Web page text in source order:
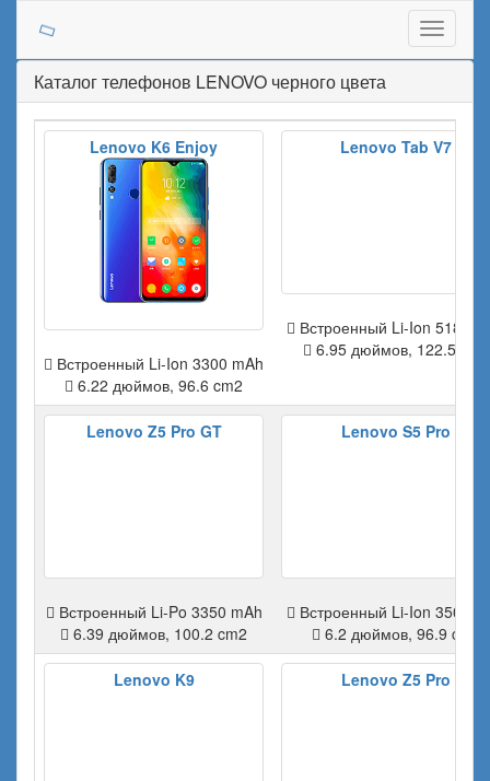
Toggle
Каталог телефонов LENOVO черного цвета
Lenovo K6 Enjoy
Встроенный Li-Ion 3300 mAh
6.22 дюймов, 96.6 cm2
Lenovo Tab V7
Встроенный Li-Ion 5180
6.95 дюймов, 122.5 cm2
Lenovo Z5 Pro GT
Встроенный Li-Po 3350 mAh
6.39 дюймов, 100.2 cm2
Lenovo S5 Pro
Встроенный Li-Ion 3500
6.2 дюймов, 96.9 cm2
Lenovo K9 Lenovo Z5 Pro